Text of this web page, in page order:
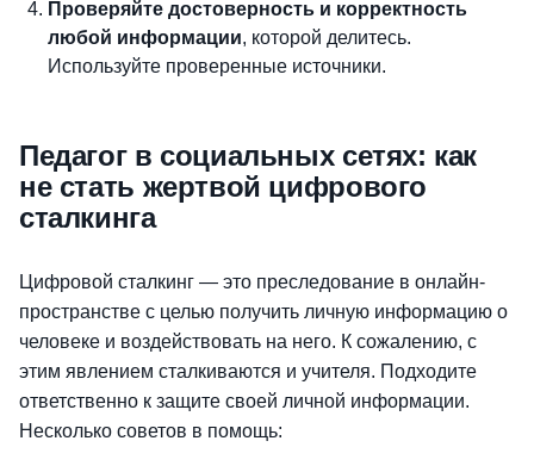
Проверяйте достоверность и корректность
любой информации, которой делитесь.
Используйте проверенные источники.
Педагог в социальных сетях: как
не стать жертвой цифрового
сталкинга
Цифровой сталкинг — это преследование в онлайн-
пространстве с целью получить личную информацию о
человеке и воздействовать на него. К сожалению, с
этим явлением сталкиваются и учителя. Подходите
ответственно к защите своей личной информации.
Несколько советов в помощь: